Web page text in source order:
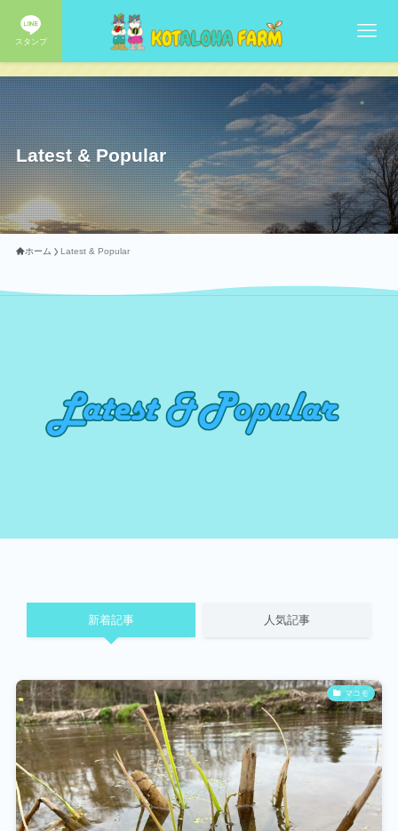
スタンプ
Latest & Popular
ホーム Latest & Popular
新着記事 人気記事
マコモ